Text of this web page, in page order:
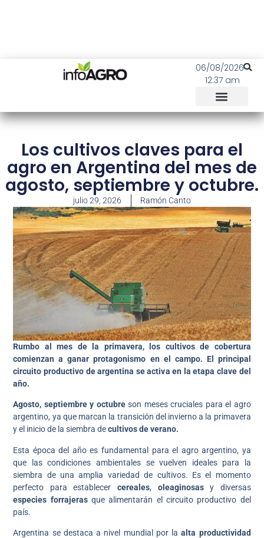
06/08/2026
12:37 am
Los cultivos claves para el
agro en Argentina del mes de
agosto, septiembre y octubre.
julio 29, 2026 Ramón Canto
Rumbo al mes de la primavera, los cultivos de cobertura
comienzan a ganar protagonismo en el campo. El principal
circuito productivo de argentina se activa en la etapa clave del
año.
Agosto, septiembre y octubreson meses cruciales para el agro
argentino, ya que marcan la transición del invierno a la primavera
y el inicio de la siembra decultivos de verano.
Esta época del año es fundamental para el agro argentino, ya
que las condiciones ambientales se vuelven ideales para la
siembra de una amplia variedad de cultivos. Es el momento
perfecto para establecer cereales, oleaginosasy diversas
especies forrajerasque alimentarán el circuito productivo del
país.
Argentina se destaca a nivel mundial por laalta productividad